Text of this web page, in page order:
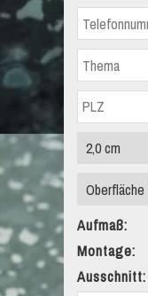
Aufmaß:
Montage:
Ausschnitt: